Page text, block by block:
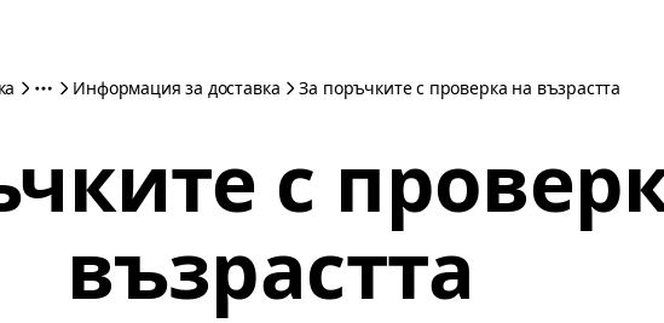
Информация за доставка За поръчките с проверка на възрастта
с
възрастта